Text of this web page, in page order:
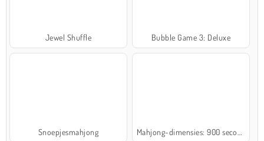
Jewel Shuffle Bubble Game 3: Deluxe
Snoepjesmahjong